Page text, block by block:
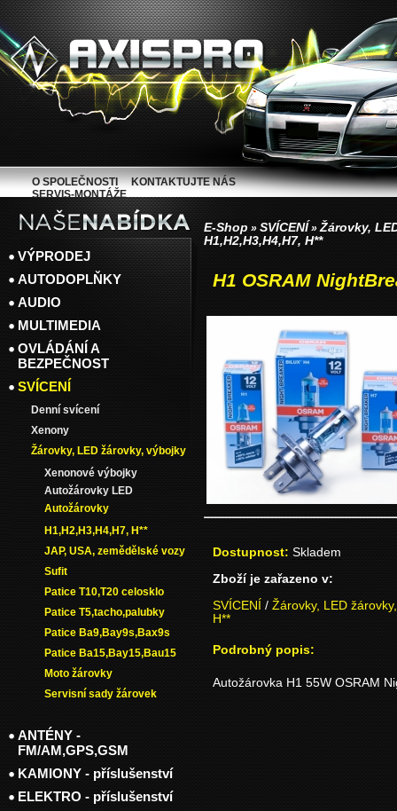
E-Shop » SVÍCENÍ »Žárovky,
H1,H2,H3,H4,H7, H**
H1 OSRAM
Dostupnost: Skladem
Zboží je zařazeno v:
SVÍCENÍ / Žárovky, LED
H**
Podrobný popis:
Autožárovka H1 55W OSRAM
VÝPRODEJ
AUTODOPLŇKY
AUDIO
MULTIMEDIA
OVLÁDÁNÍ A
BEZPEČNOST
SVÍCENÍ
Denní svícení
Xenony
Žárovky, LED žárovky, výbojky
Xenonové výbojky
Autožárovky LED
Autožárovky
H1,H2,H3,H4,H7, H**
JAP, USA, zemědělské vozy
Sufit
Patice T10,T20 celosklo
Patice T5,tacho,palubky
Patice Ba9,Bay9s,Bax9s
Patice Ba15,Bay15,Bau15
Moto žárovky
Servisní sady žárovek
ANTÉNY -
FM/AM,GPS,GSM
KAMIONY - příslušenství
ELEKTRO - příslušenství
O SPOLEČNOSTI
KONTAKTUJTE NÁS
SERVIS-MONTÁŽE